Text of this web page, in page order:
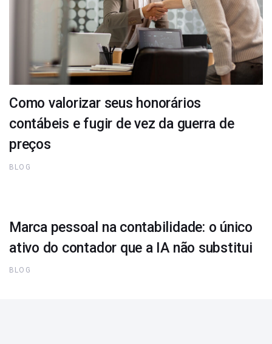
Como valorizar seus honorários
contábeis e fugir de vez da guerra de
preços
BLOG
Marca pessoal na contabilidade: o único
ativo do contador que a IA não substitui
BLOG